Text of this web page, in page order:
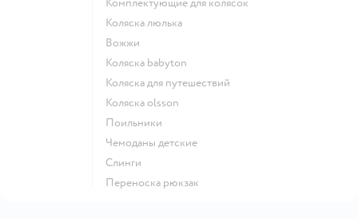
Коляска люлька
Вожжи
Коляска babyton
Коляска для путешествий
Коляска olsson
Поильники
Чемоданы детские
Слинги
Переноска рюкзак